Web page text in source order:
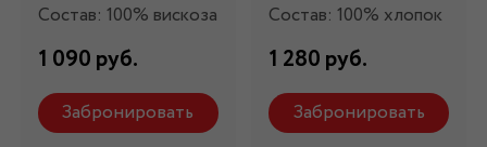
Состав: 100% вискоза
1 090 руб.
Забронировать
Состав: 100% хлопок
1 280 руб.
Забронировать